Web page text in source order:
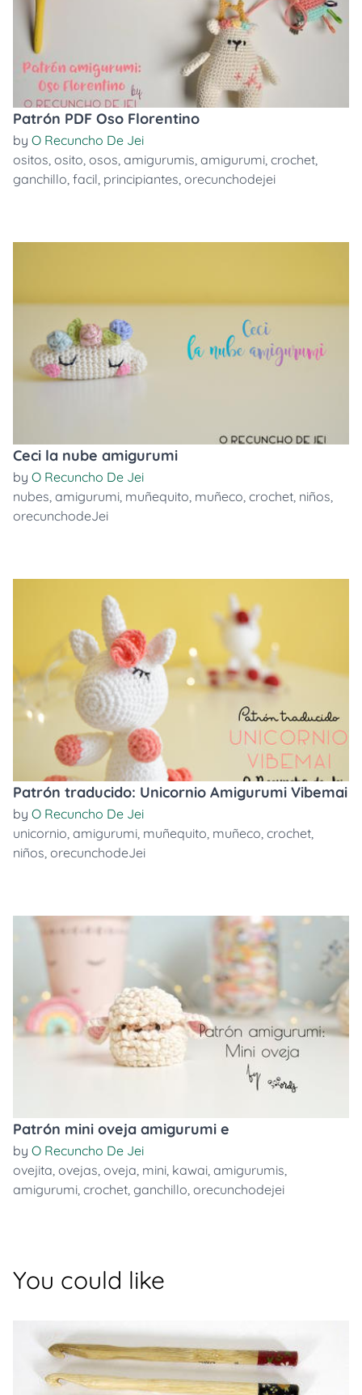
Patrón PDF Oso Florentino
by O Recuncho De Jei
ositos, osito, osos, amigurumis, amigurumi, crochet,
ganchillo, facil, principiantes, orecunchodejei
Ceci la nube amigurumi
by O Recuncho De Jei
nubes, amigurumi, muñequito, muñeco, crochet, niños,
orecunchodeJei
Patrón traducido: Unicornio Amigurumi Vibemai
by O Recuncho De Jei
unicornio, amigurumi, muñequito, muñeco, crochet,
niños, orecunchodeJei
Patrón mini oveja amigurumi e
by O Recuncho De Jei
ovejita, ovejas, oveja, mini, kawai, amigurumis,
amigurumi, crochet, ganchillo, orecunchodejei
You could like